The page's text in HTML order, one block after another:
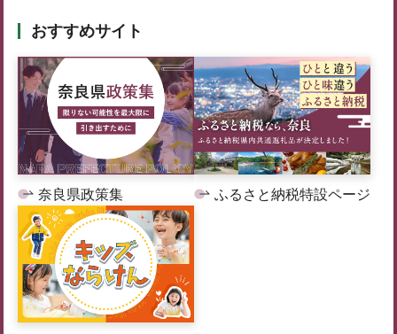
おすすめサイト
奈良県政策集 ふるさと納税特設ページ